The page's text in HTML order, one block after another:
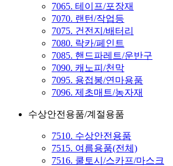
7065. 테이프/포장재
7070. 랜턴/작업등
7075. 건전지/배터리
7080. 락카/페인트
7085. 핸드파레트/운반구
7090. 캐노피/천막
7095. 용접봉/연마용품
7096. 제초매트/농자재
수상안전용품/계절용품
7510. 수상안전용품
7515. 여름용품(전체)
7516. 쿨토시/스카프/마스크